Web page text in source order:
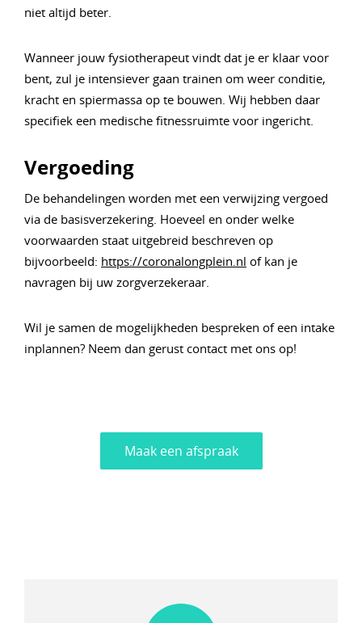
niet altijd beter.
Wanneer jouw fysiotherapeut vindt dat je er klaar voor
bent, zul je intensiever gaan trainen om weer conditie,
kracht en spiermassa op te bouwen. Wij hebben daar
specifiek een medische fitnessruimte voor ingericht.
Vergoeding
De behandelingen worden met een verwijzing vergoed
via de basisverzekering. Hoeveel en onder welke
voorwaarden staat uitgebreid beschreven op
bijvoorbeeld: https://coronalongplein.nl of kan je
navragen bij uw zorgverzekeraar.
Wil je samen de mogelijkheden bespreken of een intake
inplannen? Neem dan gerust contact met ons op!
Maak een afspraak